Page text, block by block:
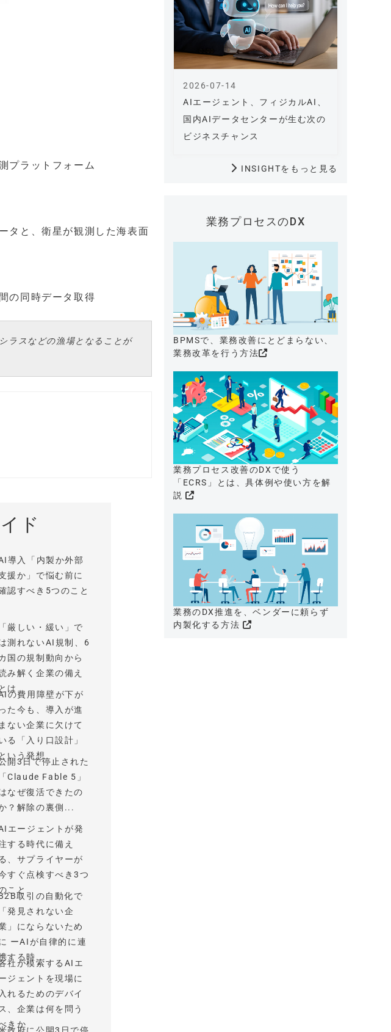
プラットフォーム
タと、衛星が観測した海表面
の同時データ取得
ラスなどの漁場となることが
ド
導入「内製か外部
援か」で悩む前に
認すべき5つのこと
「厳しい・緩い」で
測れないAI規制、6
国の規制動向から
み解く企業の備え
とは
の費用障壁が下が
った今も、導入が進
まない企業に欠けて
る「入り口設計」
という発想
開3日で停止された
「Claude Fable 5」
なぜ復活できたの
？解除の裏側...
エージェントが発
する時代に備え
る、サプライヤーが
すぐ点検すべき3つ
こと
取引の自動化で
「発見されない企
」にならないため
ーAIが自律的に連
する時...
社が模索するAIエ
ジェントを現場に
れるためのデバイ
、企業は何を問う
きか
AIエージェント、フィジカルAI、
国内AIデータセンターが生む次の
ビジネスチャンス
2026-07-14
INSIGHTをもっと見る
業務プロセスのDX
BPMSで、業務改善にとどまらない、
業務改革を行う方法
業務プロセス改善のDXで使う
「ECRS」とは、具体例や使い方を解
説
業務のDX推進を、ベンダーに頼らず
内製化する方法